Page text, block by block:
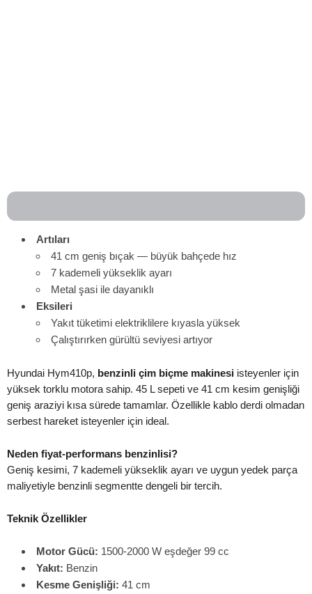
Artıları
41 cm geniş bıçak — büyük bahçede hız
7 kademeli yükseklik ayarı
Metal şasi ile dayanıklı
Eksileri
Yakıt tüketimi elektriklilere kıyasla yüksek
Çalıştırırken gürültü seviyesi artıyor
Hyundai Hym410p, benzinli çim biçme makinesi isteyenler için
yüksek torklu motora sahip. 45 L sepeti ve 41 cm kesim genişliği
geniş araziyi kısa sürede tamamlar. Özellikle kablo derdi olmadan
serbest hareket isteyenler için ideal.
Neden fiyat-performans benzinlisi?
Geniş kesimi, 7 kademeli yükseklik ayarı ve uygun yedek parça
maliyetiyle benzinli segmentte dengeli bir tercih.
Teknik Özellikler
Motor Gücü: 1500-2000 W eşdeğer 99 cc
Yakıt: Benzin
Kesme Genişliği: 41 cm